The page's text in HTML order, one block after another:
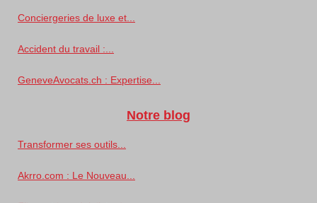
Conciergeries de luxe et...
Accident du travail :...
GeneveAvocats.ch : Expertise...
Notre blog
Transformer ses outils...
Akrro.com : Le Nouveau...